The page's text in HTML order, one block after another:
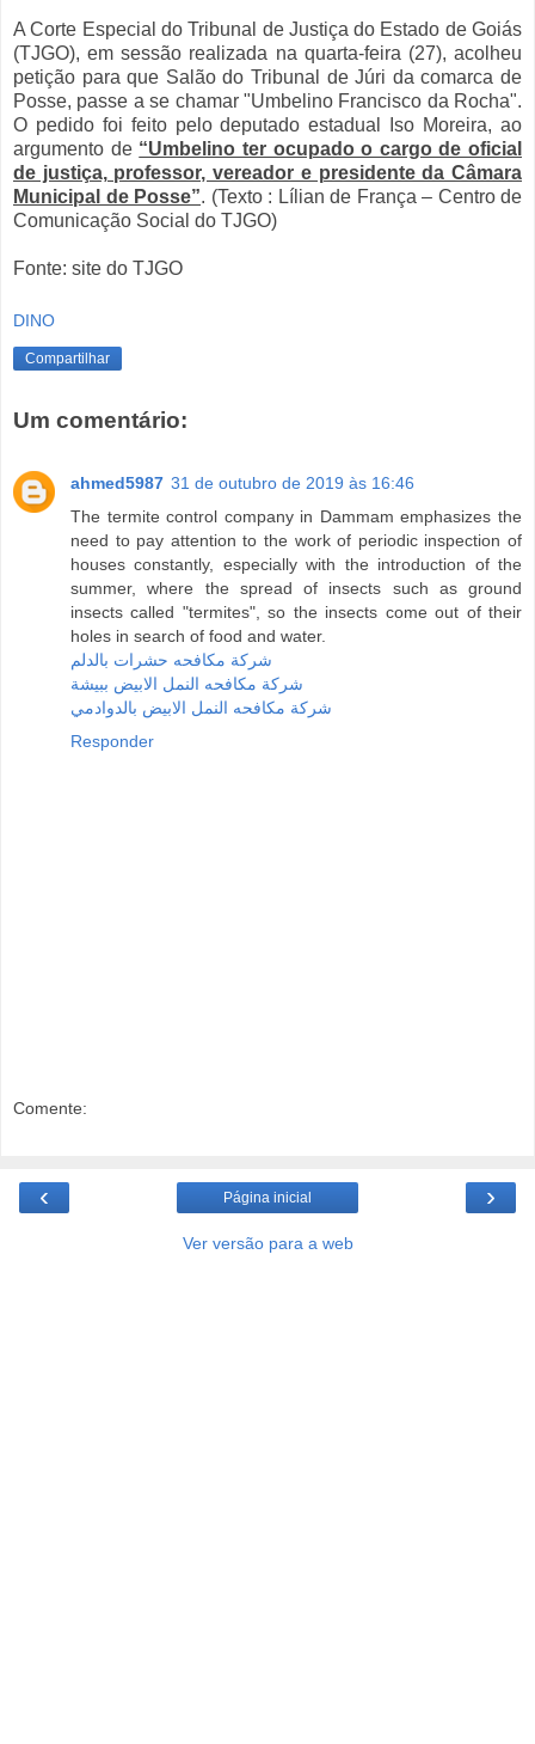
A Corte Especial do Tribunal de Justiça do Estado de Goiás
(TJGO), em sessão realizada na quarta-feira (27), acolheu
petição para que Salão do Tribunal de Júri da comarca de
Posse, passe a se chamar "Umbelino Francisco da Rocha".
O pedido foi feito pelo deputado estadual Iso Moreira, ao
argumento de “Umbelino ter ocupado o cargo de oficial
de justiça, professor, vereador e presidente da Câmara
Municipal de Posse”. (Texto : Lílian de França – Centro de
Comunicação Social do TJGO)
Fonte: site do TJGO
DINO
Compartilhar
Um comentário:
ahmed5987 31 de outubro de 2019 às 16:46
The termite control company in Dammam emphasizes the
need to pay attention to the work of periodic inspection of
houses constantly, especially with the introduction of the
summer, where the spread of insects such as ground
insects called "termites", so the insects come out of their
holes in search of food and water.
شركة مكافحه حشرات بالدلم
شركة مكافحه النمل الابيض ببيشة
شركة مكافحه النمل الابيض بالدوادمي
Responder
Comente:
‹ ›
Página inicial
Ver versão para a web